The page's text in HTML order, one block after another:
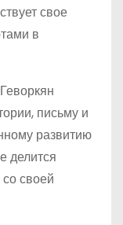
свое
в
письму и
развитию
делится
своей